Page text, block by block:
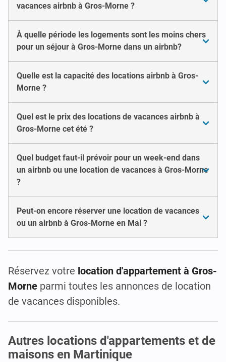
vacances airbnb à Gros-Morne ?
À quelle période les logements sont les moins chers
pour un séjour à Gros-Morne dans un airbnb?
Quelle est la capacité des locations airbnb à Gros-
Morne ?
Quel est le prix des locations de vacances airbnb à
Gros-Morne cet été ?
Quel budget faut-il prévoir pour un week-end dans
un airbnb ou une location de vacances à Gros-Morne
?
Peut-on encore réserver une location de vacances
ou un airbnb à Gros-Morne en Mai ?
Réservez votre location d'appartement à Gros-
Morne parmi toutes les annonces de location
de vacances disponibles.
Autres locations d'appartements et de
maisons en Martinique